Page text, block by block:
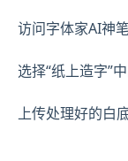
访问字体家AI神
选择“纸上造字”
上传处理好的白